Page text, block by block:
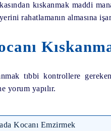
kıskanmak maddi
rahatlamanın almasına
tıbbi kontrollere
yorum yapılır.
Kocanı Emzirmek